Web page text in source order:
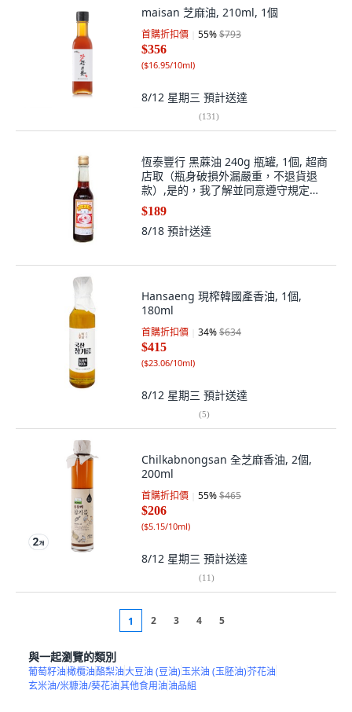
maisan 芝麻油, 210ml, 1個
首購折扣價 55%$793
$356
($16.95/10ml)
8/12 星期三 預計送達
(131)
恆泰豐行 黑蔴油 240g 瓶罐, 1個, 超商
店取（瓶身破損外漏嚴重，不退貨退
款）,是的，我了解並同意遵守規定
（宅配不限制）
$189
8/18 預計送達
Hansaeng 現榨韓國產香油, 1個,
180ml
首購折扣價 34%$634
$415
($23.06/10ml)
8/12 星期三 預計送達
(5)
Chilkabnongsan 全芝麻香油, 2個,
200ml
首購折扣價 55%$465
$206
($5.15/10ml)
8/12 星期三 預計送達
(11)
1 2 3 4 5
與一起瀏覽的類別
葡萄籽油橄欖油酪梨油大豆油 (豆油)玉米油 (玉胚油)芥花油
玄米油/米糠油/葵花油其他食用油油品組